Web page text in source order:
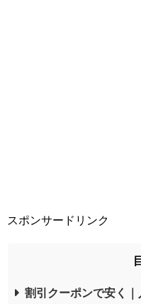
スポンサードリンク
割引クーポンで安く